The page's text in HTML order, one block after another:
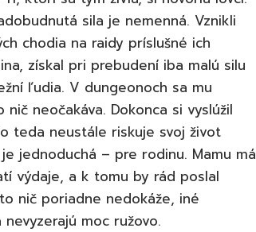
sila je nemenná. Vznikli
chodia na raidy príslušné ich
získal pri prebudení iba malú silu
ľudia. V dungeonoch sa mu
neočakáva. Dokonca si vyslúžil
teda neustále riskuje svoj život
jednoduchá – pre rodinu. Mamu má
výdaje, a k tomu by rád poslal
nič poriadne nedokáže, iné
moc ružovo.